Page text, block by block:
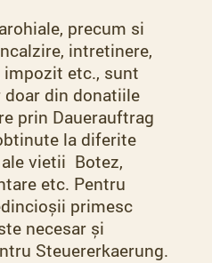
precum si
intretinere,
impozit etc., sunt
din donatiile
prin Dauerauftrag
la diferite
vietii Botez,
etc. Pentru
primesc
necesar și
Steuererkaerung.